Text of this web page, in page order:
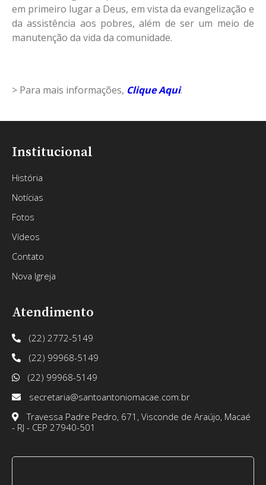
em primeiro lugar a Deus, em vista da evangelização e
da assistência aos pobres, além de ser um meio de
manutenção da vida da comunidade.
> Para mais informações, Clique Aqui.
Institucional
História
Notícias
Fotos
Vídeos
Contato
Nova Igreja
Atendimento
(22) 2772-5149
(22) 99968-5149
(22) 99968-5149
secretaria@santoantoniomacae.com.br
Travessa Padre Pedro, 671, Visconde de Araújo, Macaé
- RJ - CEP 27940-501